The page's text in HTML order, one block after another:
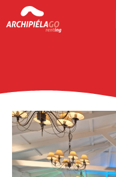
Victoria